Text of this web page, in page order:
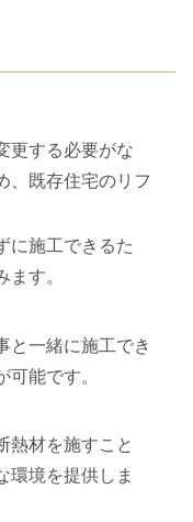
更する必要がな
、既存住宅のリフ
に施工できるた
す。
と一緒に施工でき
可能です。
熱材を施すこと
環境を提供しま